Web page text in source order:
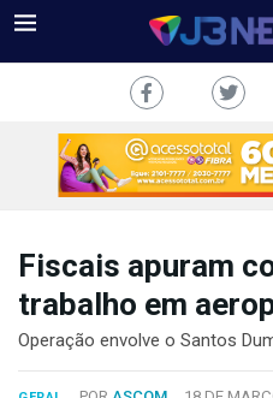
TV
Fiscais apuram
trabalho em
Operação envolve o Santos